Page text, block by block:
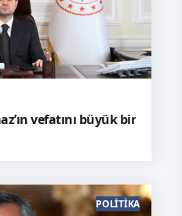
vefatını büyük bir
POLITIKA